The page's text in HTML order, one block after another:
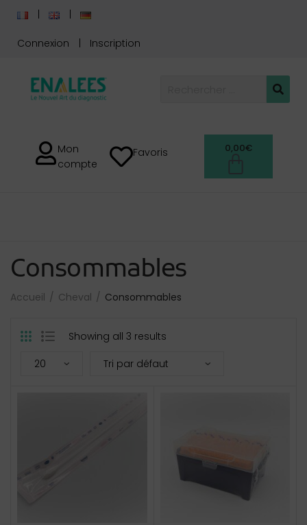
Connexion Inscription
Mon
compte
Favoris 0,00€
Consommables
Accueil Cheval Consommables
Showing all 3 results